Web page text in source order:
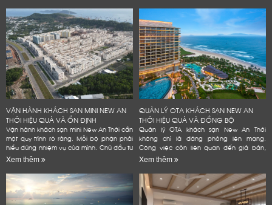
VẬN HÀNH KHÁCH SẠN MINI NEW AN
THỚI HIỆU QUẢ VÀ ỔN ĐỊNH
Vận hành khách sạn mini New An Thới cần
một quy trình rõ ràng. Mỗi bộ phận phải
hiểu đúng nhiệm vụ của mình. Chủ đầu tư
cũng cần kiểm soát phòng, giá bán và
chi phí. Dữ liệu...
Xem thêm
QUẢN LÝ OTA KHÁCH SẠN NEW AN
THỚI HIỆU QUẢ VÀ ĐỒNG BỘ
Quản lý OTA khách sạn New An Thới
không chỉ là đăng phòng lên mạng.
Công việc còn liên quan đến giá bán,
tồn phòng và đánh giá. Một quy trình rõ
ràng giúp khách sạn giảm lỗi vận...
Xem thêm